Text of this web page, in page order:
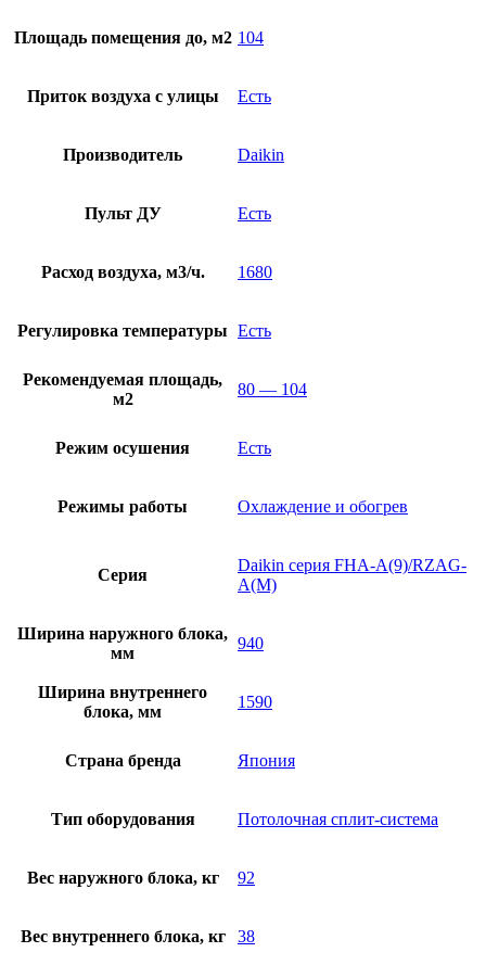
Площадь помещения до, м2 104
Приток воздуха с улицы Есть
Производитель Daikin
Пульт ДУ Есть
Расход воздуха, м3/ч. 1680
Регулировка температуры Есть
Рекомендуемая площадь,
м2
80 — 104
Режим осушения Есть
Режимы работы Охлаждение и обогрев
Серия
Daikin серия FHA-A(9)/RZAG-
A(M)
Ширина наружного блока,
мм
940
Ширина внутреннего
блока, мм
1590
Страна бренда Япония
Тип оборудования Потолочная сплит-система
Вес наружного блока, кг 92
Вес внутреннего блока, кг 38